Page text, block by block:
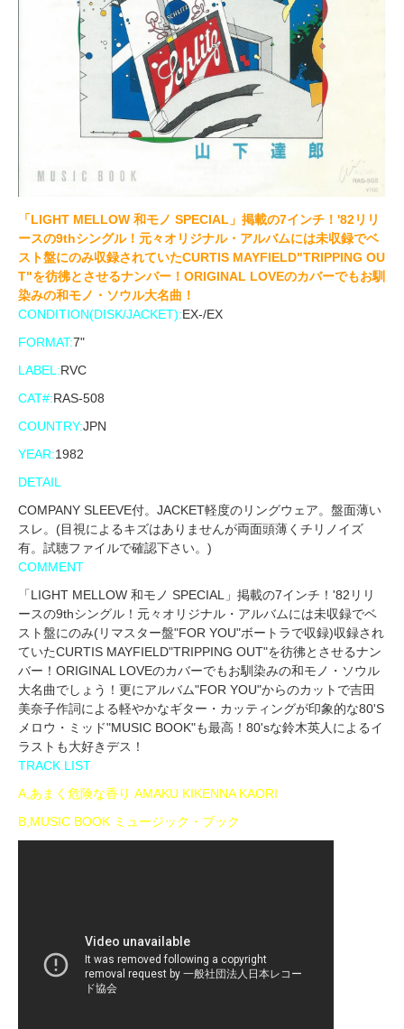
「LIGHT MELLOW 和モノ SPECIAL」掲載の7インチ！'82リリ
ースの9thシングル！元々オリジナル・アルバムには未収録でベ
スト盤にのみ収録されていたCURTIS MAYFIELD"TRIPPING OU
T"を彷彿とさせるナンバー！ORIGINAL LOVEのカバーでもお馴
染みの和モノ・ソウル大名曲！
CONDITION(DISK/JACKET):EX-/EX
FORMAT:7"
LABEL:RVC
CAT#:RAS-508
COUNTRY:JPN
YEAR:1982
DETAIL
COMPANY SLEEVE付。JACKET軽度のリングウェア。盤面薄い
スレ。(目視によるキズはありませんが両面頭薄くチリノイズ
有。試聴ファイルで確認下さい。)
COMMENT
「LIGHT MELLOW 和モノ SPECIAL」掲載の7インチ！'82リリ
ースの9thシングル！元々オリジナル・アルバムには未収録でベ
スト盤にのみ(リマスター盤"FOR YOU"ボートラで収録)収録され
ていたCURTIS MAYFIELD"TRIPPING OUT"を彷彿とさせるナン
バー！ORIGINAL LOVEのカバーでもお馴染みの和モノ・ソウル
大名曲でしょう！更にアルバム"FOR YOU"からのカットで吉田
美奈子作詞による軽やかなギター・カッティングが印象的な80'S
メロウ・ミッド"MUSIC BOOK"も最高！80'sな鈴木英人によるイ
ラストも大好きデス！
TRACK LIST
A,あまく危険な香り AMAKU KIKENNA KAORI
B,MUSIC BOOK ミュージック・ブック